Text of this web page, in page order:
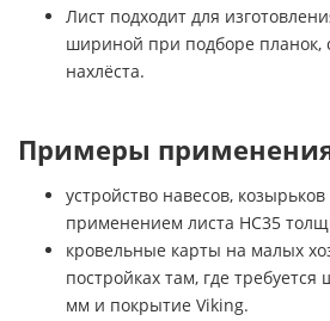
Лист подходит для
шириной при подборе планок,
нахлёста.
Примеры
устройство навесов, козырьков
применением листа НС35
кровельные карты на малых
постройках там, где
мм и покрытие Viking.